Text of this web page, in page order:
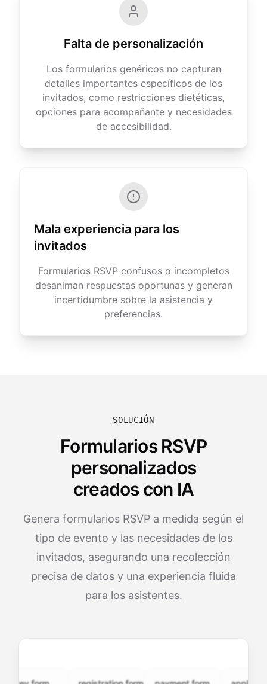
Falta de personalización
Los formularios genéricos no capturan
detalles importantes específicos de los
invitados, como restricciones dietéticas,
opciones para acompañante y necesidades
de accesibilidad.
Mala experiencia para los
invitados
Formularios RSVP confusos o incompletos
desaniman respuestas oportunas y generan
incertidumbre sobre la asistencia y
preferencias.
SOLUCIÓN
Formularios RSVP
personalizados
creados con IA
Genera formularios RSVP a medida según el
tipo de evento y las necesidades de los
invitados, asegurando una recolección
precisa de datos y una experiencia fluida
para los asistentes.